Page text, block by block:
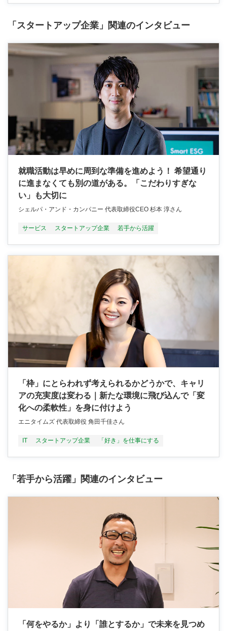
「スタートアップ企業」関連のインタビュー
就職活動は早めに周到な準備を進めよう！ 希望通り
に進まなくても別の道がある。「こだわりすぎな
い」も大切に
シェルパ・アンド・カンパニー 代表取締役CEO 杉本 淳さん
サービス スタートアップ企業 若手から活躍
「枠」にとらわれず考えられるかどうかで、キャリ
アの充実度は変わる｜新たな環境に飛び込んで「変
化への柔軟性」を身に付けよう
エニタイムズ 代表取締役 角田千佳さん
IT スタートアップ企業 「好き」を仕事にする
「若手から活躍」関連のインタビュー
「何をやるか」より「誰とするか」で未来を見つめ